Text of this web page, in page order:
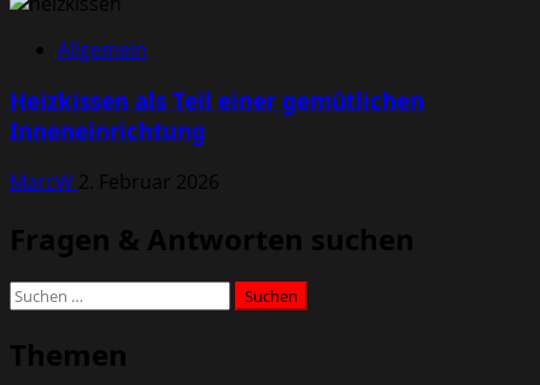
Allgemein
Heizkissen als Teil einer gemütlichen
Inneneinrichtung
MarcW 2. Februar 2026
Fragen & Antworten suchen
Suchen
Themen